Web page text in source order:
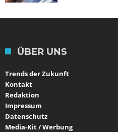
ÜBER UNS
Trends der Zukunft
Kontakt
Redaktion
Impressum
Datenschutz
Media-Kit / Werbung